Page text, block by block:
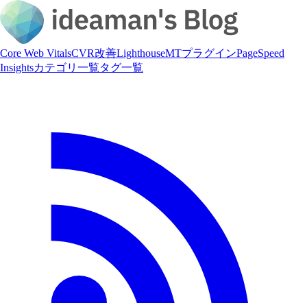
Core Web VitalsCVR改善LighthouseMTプラグインPageSpeed
Insightsカテゴリ一覧タグ一覧